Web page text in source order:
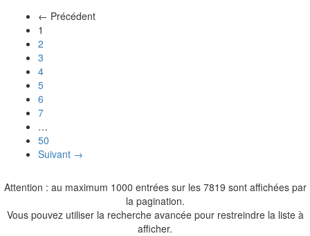
← Précédent
1
2
3
4
5
6
7
…
50
Suivant →
Attention : au maximum 1000 entrées sur les 7819 sont affichées par
la pagination.
Vous pouvez utiliser la recherche avancée pour restreindre la liste à
afficher.